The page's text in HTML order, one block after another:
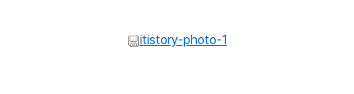
itistory-photo-1